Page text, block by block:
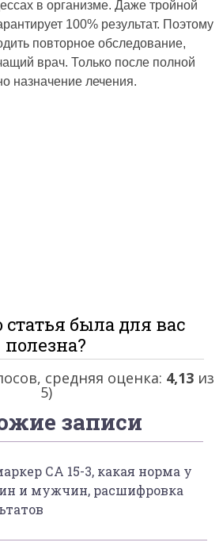
в организме. Даже тройной
100% результат. Поэтому
повторное обследование,
врач. Только после полной
назначение лечения.
статья была для вас
полезна?
средняя оценка: 4,13 из
5)
записи
СА 15-3, какая норма у
и мужчин, расшифровка